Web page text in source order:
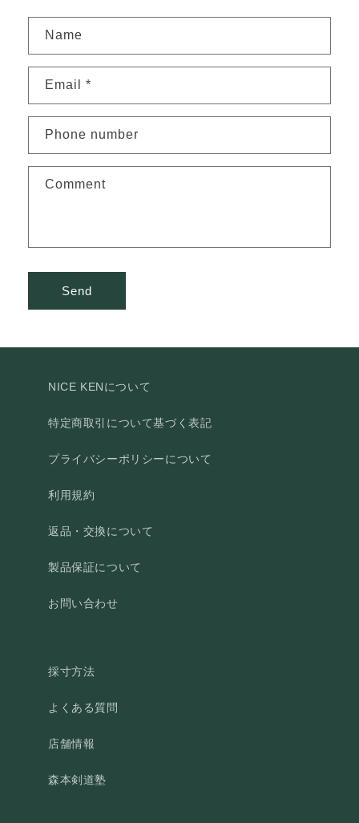
Name
Email *
Phone number
Comment
Send
NICE KENについて
特定商取引について基づく表記
プライバシーポリシーについて
利用規約
返品・交換について
製品保証について
お問い合わせ
採寸方法
よくある質問
店舗情報
森本剣道塾